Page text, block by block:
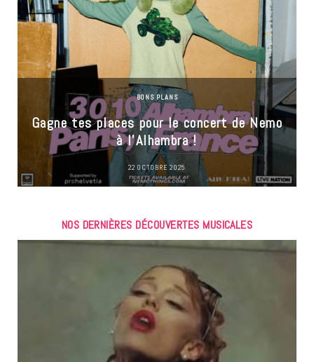
BONS PLANS
Gagne tes places pour le concert de Nemo
à l’Alhambra !
22 OCTOBRE 2025
NOS DERNIÈRES DÉCOUVERTES MUSICALES